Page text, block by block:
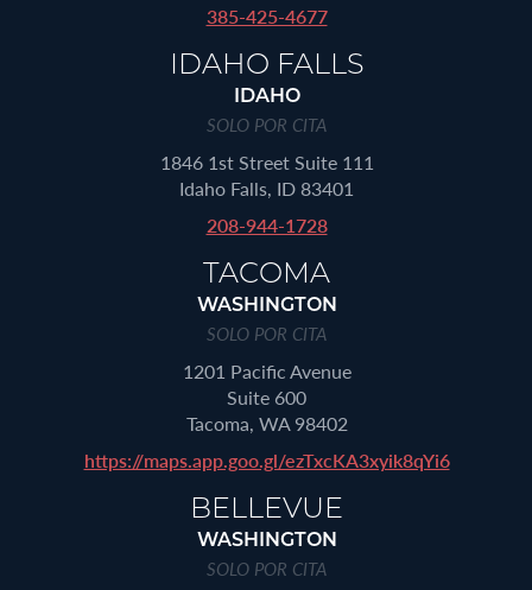
385-425-4677
IDAHO FALLS
IDAHO
SOLO POR CITA
1846 1st Street Suite 111
Idaho Falls, ID 83401
208-944-1728
TACOMA
WASHINGTON
SOLO POR CITA
1201 Pacific Avenue
Suite 600
Tacoma, WA 98402
https://maps.app.goo.gl/ezTxcKA3xyik8qYi6
BELLEVUE
WASHINGTON
SOLO POR CITA